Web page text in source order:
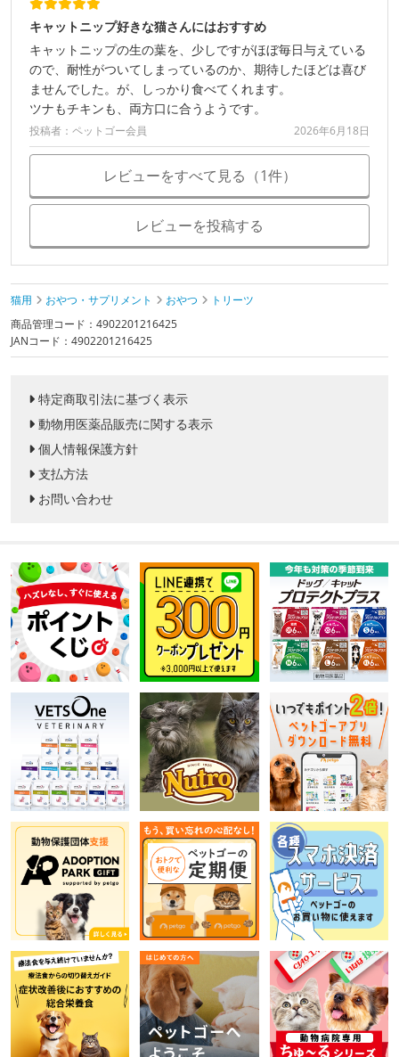
キャットニップ好きな猫さんにはおすすめ
キャットニップの生の葉を、少しですがほぼ毎日与えている
ので、耐性がついてしまっているのか、期待したほどは喜び
ませんでした。が、しっかり食べてくれます。
ツナもチキンも、両方口に合うようです。
投稿者：ペットゴー会員 2026年6月18日
レビューをすべて見る（1件）
レビューを投稿する
猫用 おやつ・サプリメント おやつ
トリーツ
商品管理コード：4902201216425
JANコード：4902201216425
特定商取引法に基づく表示
動物用医薬品販売に関する表示
個人情報保護方針
支払方法
お問い合わせ